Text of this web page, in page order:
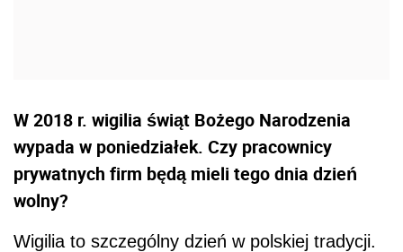
W 2018 r. wigilia świąt Bożego Narodzenia
wypada w poniedziałek. Czy pracownicy
prywatnych firm będą mieli tego dnia dzień
wolny?
Wigilia to szczególny dzień w polskiej tradycji.